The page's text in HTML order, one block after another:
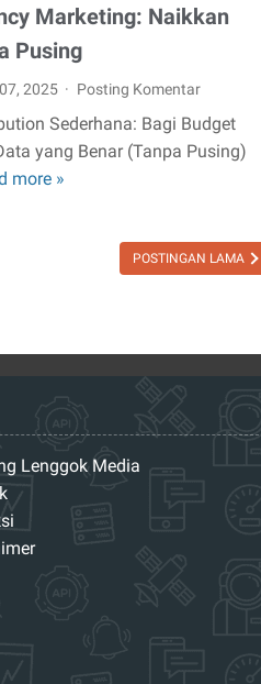
Tapi
Gak
Dihindarin
Marketing: Naikkan
Pusing
2025 Posting Komentar
Sederhana: Bagi Budget
yang Benar (Tanpa Pusing)
more »
Marketing:
POSTINGAN LAMA
Lenggok Media